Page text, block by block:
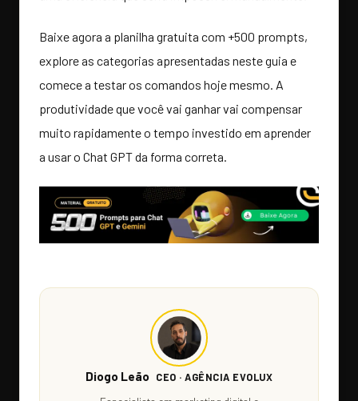
Baixe agora a planilha gratuita com +500 prompts,
explore as categorias apresentadas neste guia e
comece a testar os comandos hoje mesmo. A
produtividade que você vai ganhar vai compensar
muito rapidamente o tempo investido em aprender
a usar o Chat GPT da forma correta.
Diogo Leão CEO · AGÊNCIA EVOLUX